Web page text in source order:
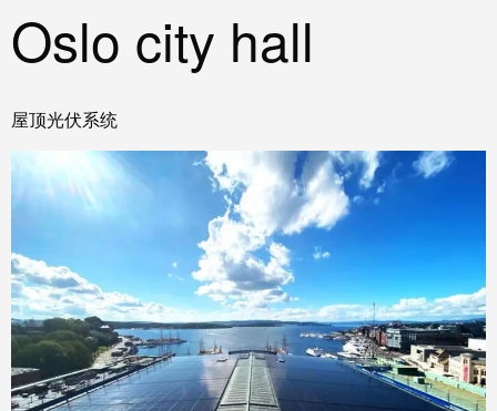
品
联接
工业
联接
创新
产
品。
Oslo city hall
屋顶光伏系统